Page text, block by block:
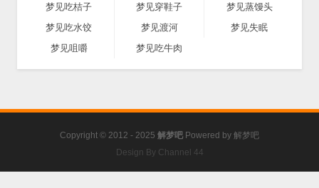
梦见吃桔子
梦见穿鞋子
梦见蒸馒头
梦见吃水饺
梦见渡河
梦见失眠
梦见咀嚼
梦见吃牛肉
Copyright © 2012 - 2025 解梦吧 Powered by 解梦吧
Design By Channel 44